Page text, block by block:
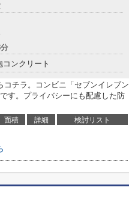
コンクリート
チラ。コンビニ「セブンイレブン
す。プライバシーにも配慮した防
面積 詳細 検討リスト